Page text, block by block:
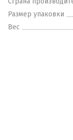
Размер упаковки
Вес